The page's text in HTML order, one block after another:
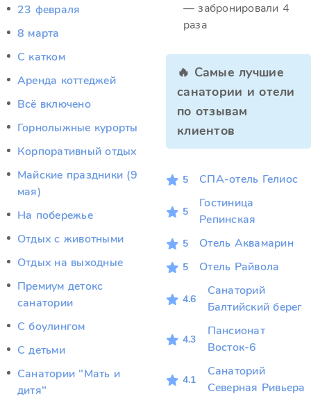
23 февраля
8 марта
C катком
Аренда коттеджей
Всё включено
Горнолыжные курорты
Корпоративный отдых
Майские праздники (9
мая)
На побережье
Отдых c животными
Отдых на выходные
Премиум детокс
санатории
С боулингом
С детьми
Санатории "Мать и
дитя"
— забронировали 4
раза
🔥 Самые лучшие
санатории и отели
по отзывам
клиентов
5 СПА-отель Гелиос
5
Гостиница
Репинская
5 Отель Аквамарин
5 Отель Райвола
4.6
Санаторий
Балтийский берег
4.3
Пансионат
Восток-6
4.1
Санаторий
Северная Ривьера